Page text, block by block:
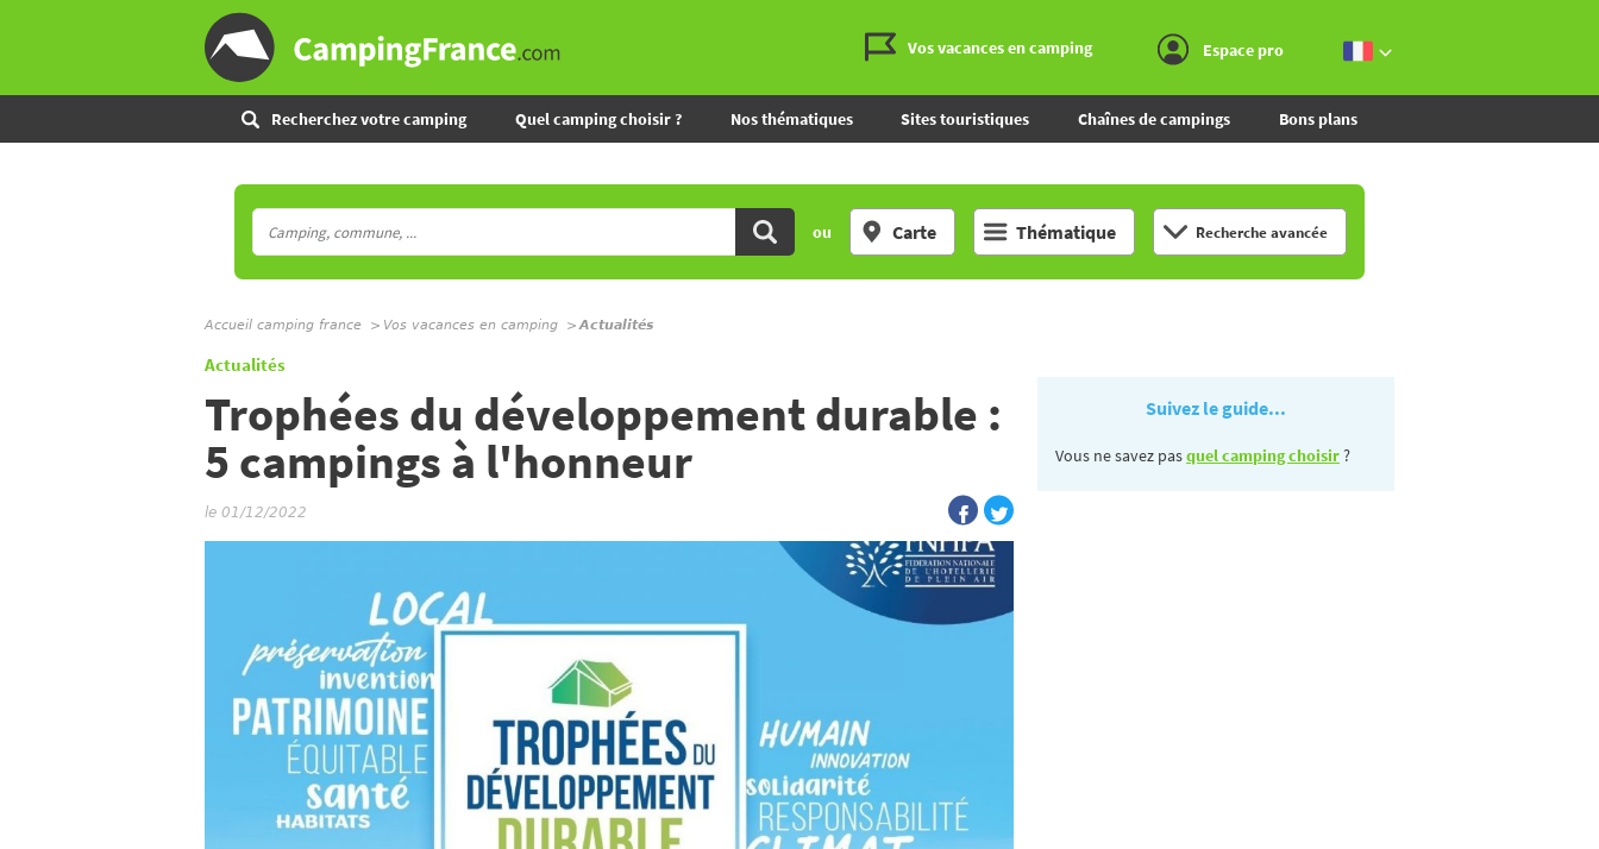
Vos vacances en camping Espace pro
Recherchez votre camping Quel camping choisir ? Nos thématiques Sites touristiques Chaînes de campings Bons plans
ou Carte Thématique Recherche avancée
Accueil camping france Vos vacances en camping Actualités
Actualités
Trophées du développement durable :
5 campings à l'honneur
le 01/12/2022
Suivez le guide...
Vous ne savez pasquel camping choisir?